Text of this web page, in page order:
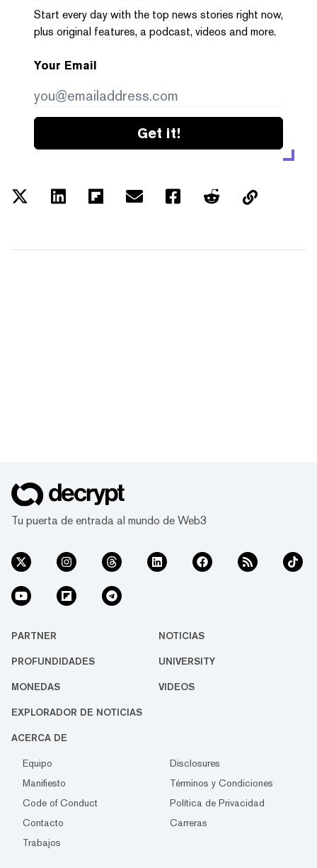
Start every day with the top news stories right now,
plus original features, a podcast, videos and more.
Your Email
Get it!
Tu puerta de entrada al mundo de Web3
PARTNER NOTICIAS
PROFUNDIDADES UNIVERSITY
MONEDAS VIDEOS
EXPLORADOR DE NOTICIAS
ACERCA DE
Equipo
Disclosures
Manifiesto
Términos y Condiciones
Code of Conduct
Política de Privacidad
Contacto
Carreras
Trabajos